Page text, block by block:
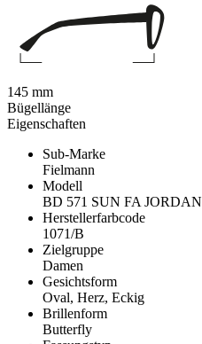
Eigenschaften
Sub-Marke
Fielmann
Modell
BD 571 SUN FA JORDAN
Herstellerfarbcode
1071/B
Zielgruppe
Damen
Gesichtsform
Oval, Herz, Eckig
Brillenform
Butterfly
145 mm
Bügellänge